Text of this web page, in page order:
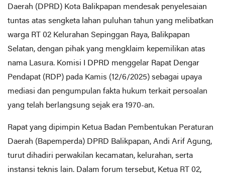
Daerah (DPRD) Kota Balikpapan mendesak penyelesaian
tuntas atas sengketa lahan puluhan tahun yang melibatkan
warga RT 02 Kelurahan Sepinggan Raya, Balikpapan
Selatan, dengan pihak yang mengklaim kepemilikan atas
nama Lasura. Komisi I DPRD menggelar Rapat Dengar
Pendapat (RDP) pada Kamis (12/6/2025) sebagai upaya
mediasi dan pengumpulan fakta hukum terkait persoalan
yang telah berlangsung sejak era 1970-an.
Rapat yang dipimpin Ketua Badan Pembentukan Peraturan
Daerah (Bapemperda) DPRD Balikpapan, Andi Arif Agung,
turut dihadiri perwakilan kecamatan, kelurahan, serta
instansi teknis lain. Dalam forum tersebut, Ketua RT 02,